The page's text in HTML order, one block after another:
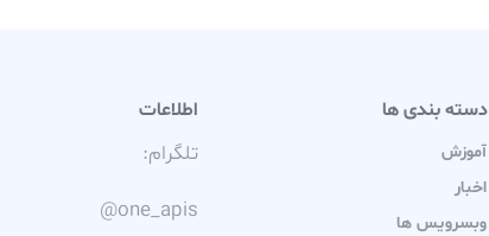
دسته بندی ها
آموزش
اخبار
وبسرویس ها
اطلاعات
تلگرام:
@one_apis